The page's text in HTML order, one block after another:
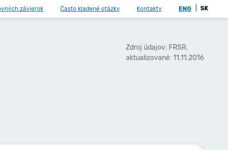
závierok Často kladené otázky Kontakty ENG SK
Zdroj údajov: FRSR,
aktualizované: 11.11.2016